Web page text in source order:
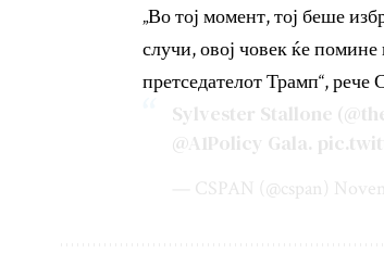
„Во тој момент, тој беше
случи, овој човек ќе
претседателот Трамп“, рече
Sylvester Stallone (
@A1Policy Gala.
— CSPAN (@cspan)